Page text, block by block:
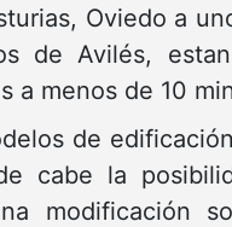
Oviedo a
de Avilés,
a menos de 10
de
cabe la
modificación